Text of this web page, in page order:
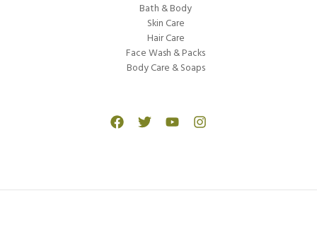
Bath & Body
Skin Care
Hair Care
Face Wash & Packs
Body Care & Soaps